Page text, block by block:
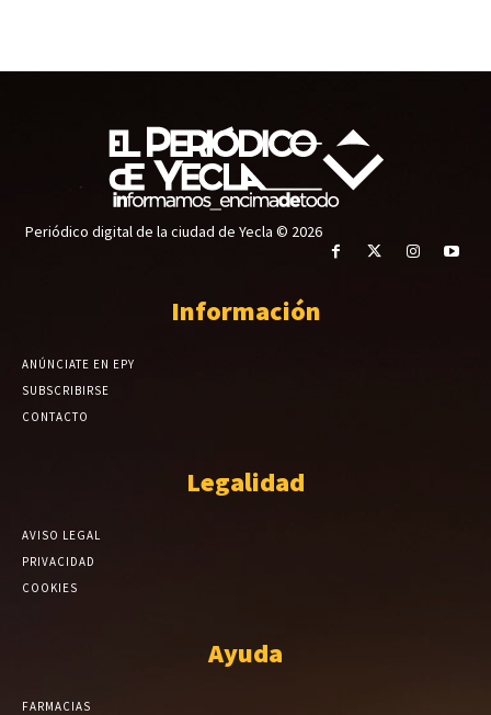
Periódico digital de la ciudad de Yecla © 2026
Información
ANÚNCIATE EN EPY
SUBSCRIBIRSE
CONTACTO
Legalidad
AVISO LEGAL
PRIVACIDAD
COOKIES
Ayuda
FARMACIAS